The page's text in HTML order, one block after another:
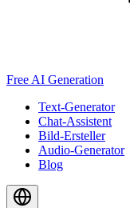
Free AI Generation
Text-Generator
Chat-Assistent
Bild-Ersteller
Audio-Generator
Blog